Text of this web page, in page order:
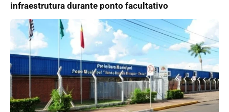
infraestrutura durante ponto facultativo